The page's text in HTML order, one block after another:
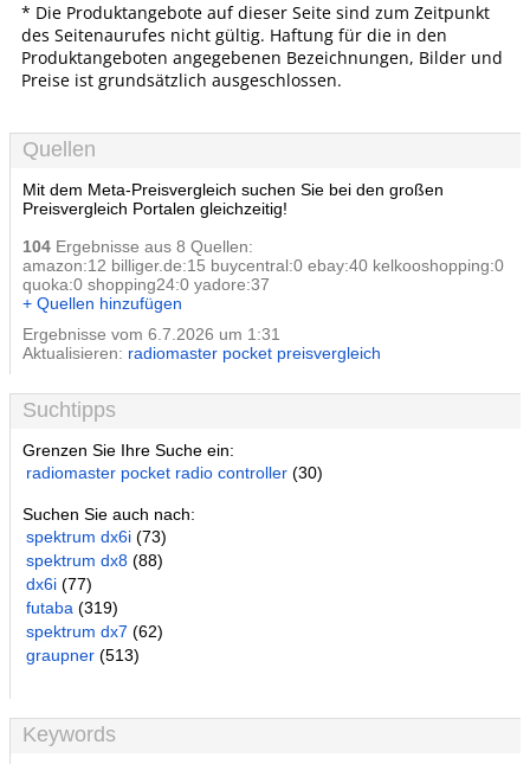
* Die Produktangebote auf dieser Seite sind zum Zeitpunkt
des Seitenaurufes nicht gültig. Haftung für die in den
Produktangeboten angegebenen Bezeichnungen, Bilder und
Preise ist grundsätzlich ausgeschlossen.
Quellen
Mit dem Meta-Preisvergleich suchen Sie bei den großen
Preisvergleich Portalen gleichzeitig!
104 Ergebnisse aus 8 Quellen:
amazon:12 billiger.de:15 buycentral:0 ebay:40 kelkooshopping:0
quoka:0 shopping24:0 yadore:37
+ Quellen hinzufügen
Ergebnisse vom 6.7.2026 um 1:31
Aktualisieren: radiomaster pocket preisvergleich
Suchtipps
Grenzen Sie Ihre Suche ein:
radiomaster pocket radio controller (30)
Suchen Sie auch nach:
spektrum dx6i (73)
spektrum dx8 (88)
dx6i (77)
futaba (319)
spektrum dx7 (62)
graupner (513)
Keywords